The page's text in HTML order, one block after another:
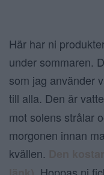
Här har ni
under sommaren.
som jag använder
till alla. Den är
mot solens strålar
morgonen innan
kvällen.